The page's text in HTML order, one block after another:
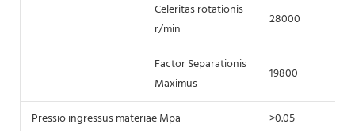
Celeritas rotationis
r/min
28000
Factor Separationis
Maximus
19800
Pressio ingressus materiae Mpa >0.05